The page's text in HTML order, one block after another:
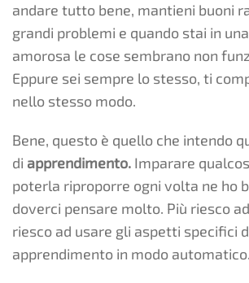
andare tutto bene, mantieni buoni
grandi problemi e quando stai in
amorosa le cose sembrano non
Eppure sei sempre lo stesso, ti
nello stesso modo.
Bene, questo è quello che intendo
di apprendimento. Imparare
poterla riproporre ogni volta ne ho
doverci pensare molto. Più riesco
riesco ad usare gli aspetti specifici
apprendimento in modo automatico.